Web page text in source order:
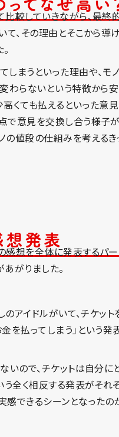
較していきながら、最終
て、その理由とそこから導
まうといった理由や、モ
わらないという特徴から
くても払えるといった意見
意見を交換し合う様子が
値段の仕組みを考えるき
想発表
想を全体に発表するパー
がりました。
アイドルがいて、チケット
を払ってしまう」という発
いので、チケットは自分に
全く相反する発表がそれ
できるシーンとなったの